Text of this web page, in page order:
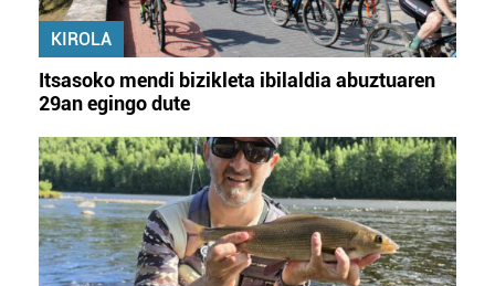
KIROLA
Itsasoko mendi bizikleta ibilaldia abuztuaren
29an egingo dute